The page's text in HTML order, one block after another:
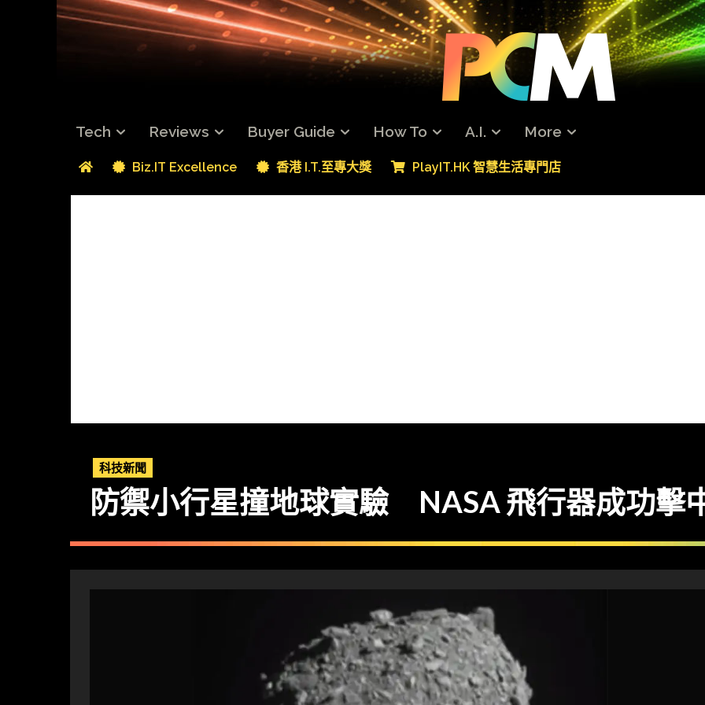
Tech Reviews Buyer Guide How To A.I. More
Biz.IT Excellence 香港 I.T.至專大獎 PlayIT.HK 智慧生活專門店
科技新聞
防禦小行星撞地球實驗 NASA 飛行器成功擊